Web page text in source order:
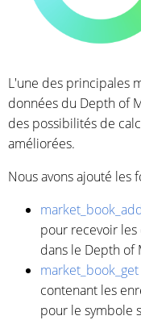
L'une des principales
données du Depth of
des possibilités de
améliorées.
Nous avons ajouté les
market_book_add
pour recevoir les
dans le Depth of
market_book_get
contenant les
pour le symbole